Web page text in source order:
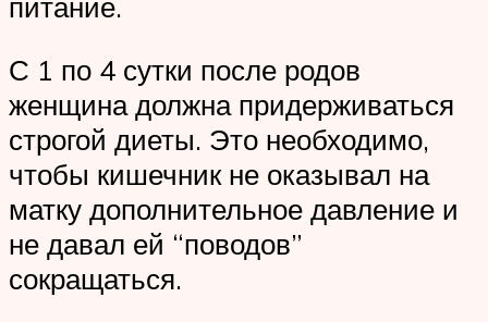
С 1 по 4 сутки после родов
женщина должна придерживаться
строгой диеты. Это необходимо,
чтобы кишечник не оказывал на
матку дополнительное давление и
не давал ей “поводов”
сокращаться.